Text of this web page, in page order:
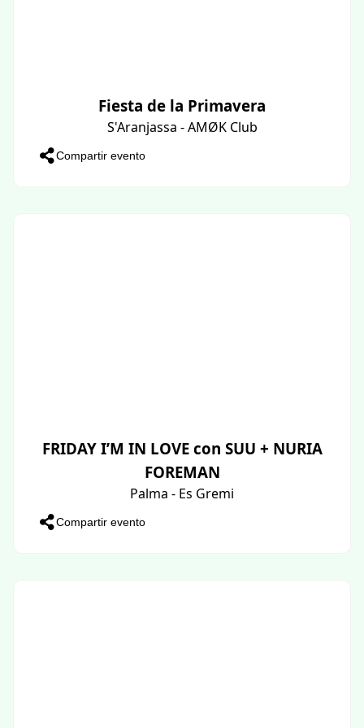
Fiesta de la Primavera
S'Aranjassa - AMØK Club
Compartir evento
FRIDAY I’M IN LOVE con SUU + NURIA
FOREMAN
Palma - Es Gremi
Compartir evento